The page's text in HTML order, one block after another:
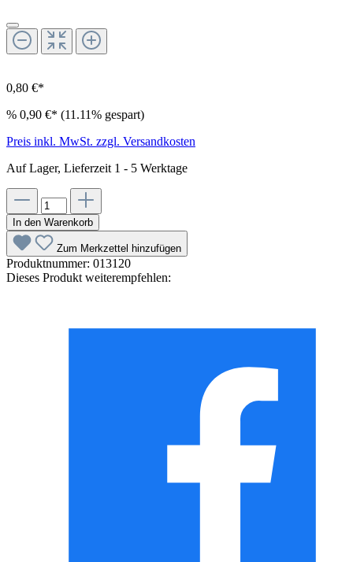
0,80 €*
% 0,90 €* (11.11% gespart)
Preis inkl. MwSt. zzgl. Versandkosten
Auf Lager, Lieferzeit 1 - 5 Werktage
In den Warenkorb
Zum Merkzettel hinzufügen
Produktnummer: 013120
Dieses Produkt weiterempfehlen: